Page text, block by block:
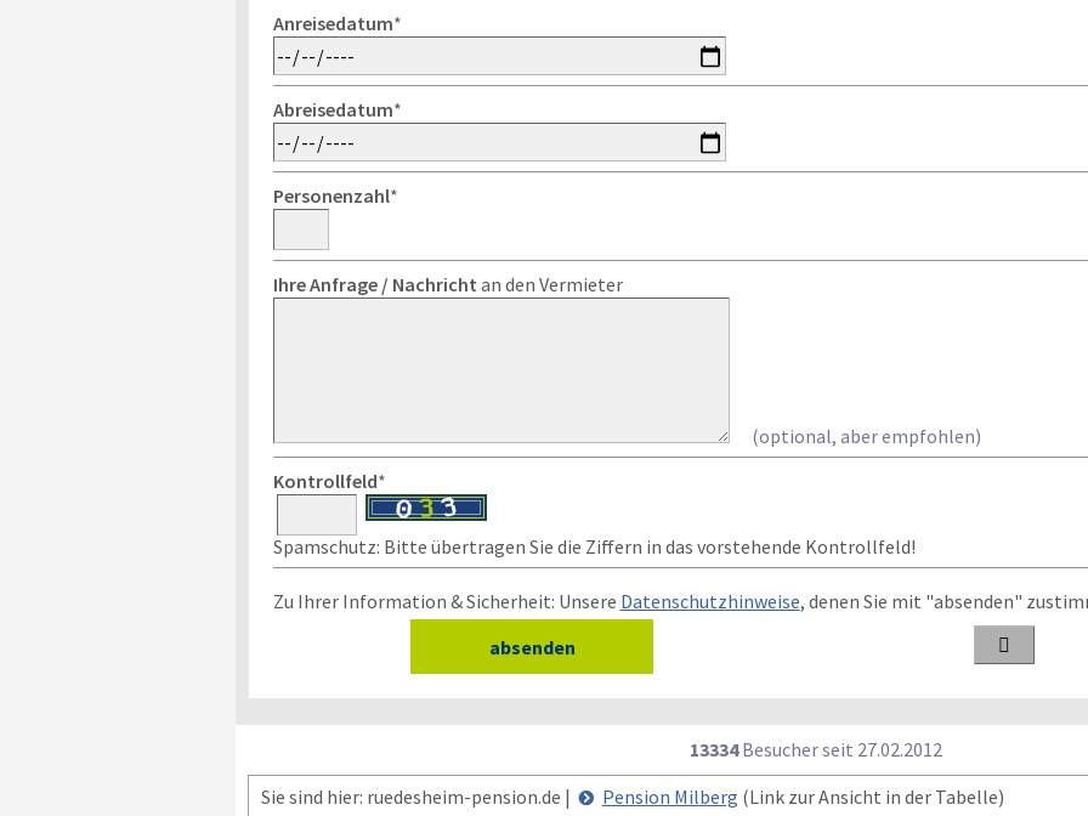
Anreisedatum*
Abreisedatum*
Personenzahl*
Ihre Anfrage / Nachricht an den Vermieter
(optional, aber empfohlen)
Kontrollfeld*
Spamschutz: Bitte übertragen Sie die Ziffern in das vorstehende Kontrollfeld!
Zu Ihrer Information & Sicherheit: Unsere Datenschutzhinweise, denen Sie mit "absenden"

13334Besucher seit 27.02.2012
Sie sind hier: ruedesheim-pension.de |
Pension Milberg (Link zur Ansicht in der Tabelle)